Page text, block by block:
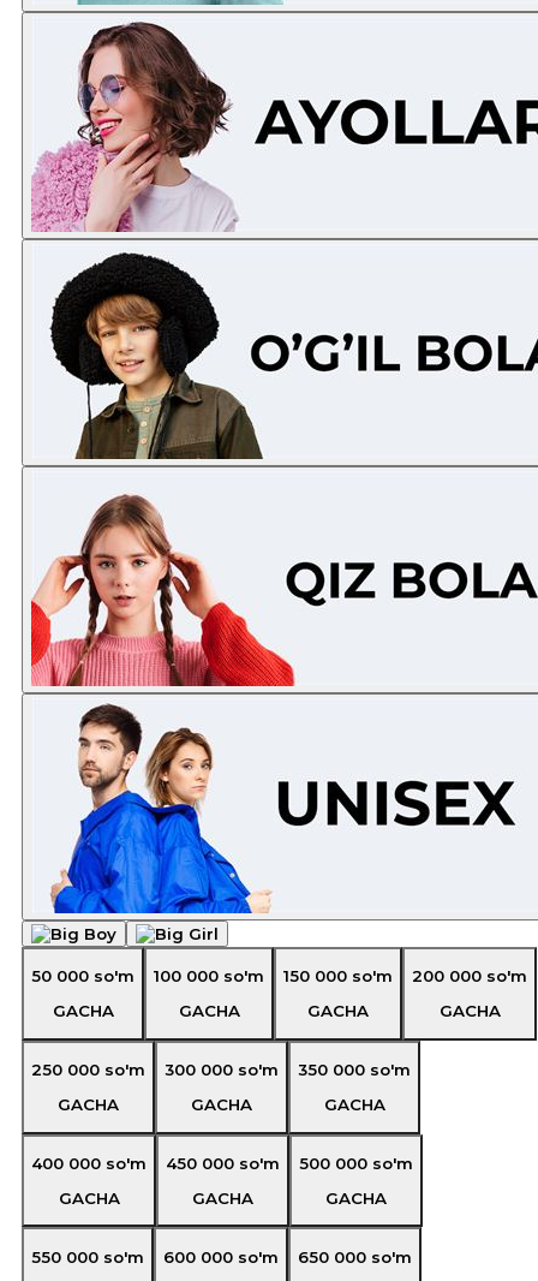
50 000 so'm
GACHA
100 000 so'm
GACHA
150 000 so'm
GACHA
200 000 so'm
GACHA
250 000 so'm
GACHA
300 000 so'm
GACHA
350 000 so'm
GACHA
400 000 so'm
GACHA
450 000 so'm
GACHA
500 000 so'm
GACHA
550 000 so'm
600 000 so'm
650 000 so'm